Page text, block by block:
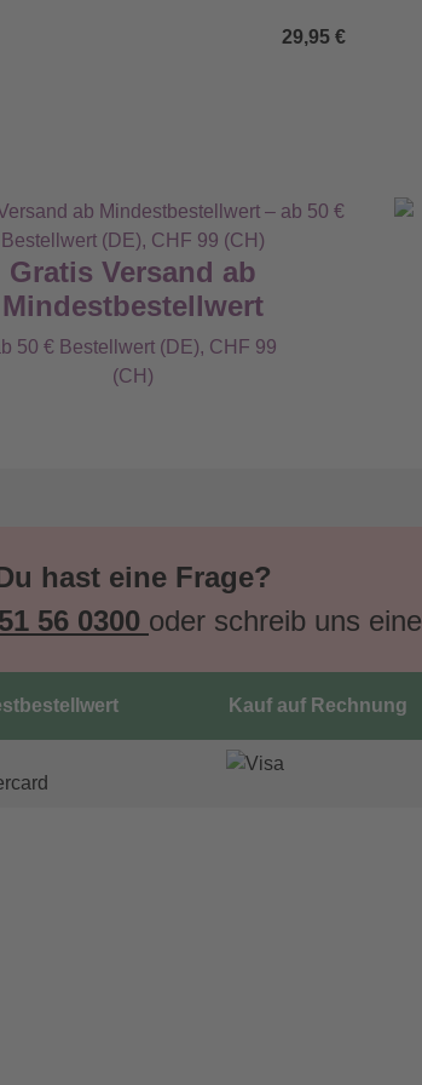
29,95 €
Gratis Versand ab
Mindestbestellwert
50 € Bestellwert (DE), CHF 99
(CH)
hast eine Frage?
56 0300 oder schreib uns eine
Kauf auf Rechnung